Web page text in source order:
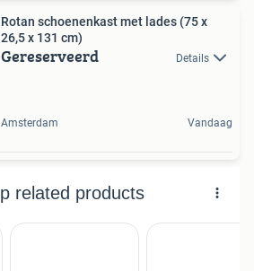
Rotan schoenenkast met lades (75 x
26,5 x 131 cm)
Gereserveerd Details
Amsterdam Vandaag